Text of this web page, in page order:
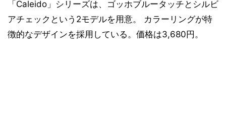
「Caleido」シリーズは、ゴッホブルータッチとシルビ
アチェックという2モデルを用意。 カラーリングが特
徴的なデザインを採用している。価格は3,680円。